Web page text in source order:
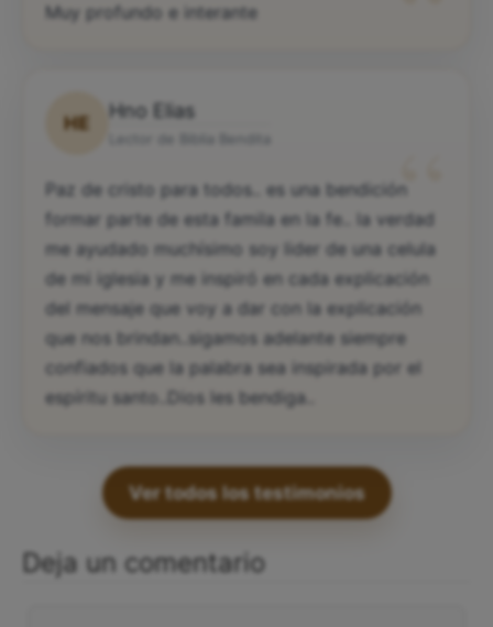
Muy profundo e interante
HE
Hno Elias
“
Paz de cristo para todos.. es una bendición
formar parte de esta famila en la fe.. la verdad
me ayudado muchísimo soy lider de una celula
de mi iglesia y me inspiró en cada explicación
del mensaje que voy a dar con la explicación
que nos brindan..sigamos adelante siempre
confiados que la palabra sea inspirada por el
espíritu santo..Dios les bendiga..
Ver todos los testimonios
Deja un comentario